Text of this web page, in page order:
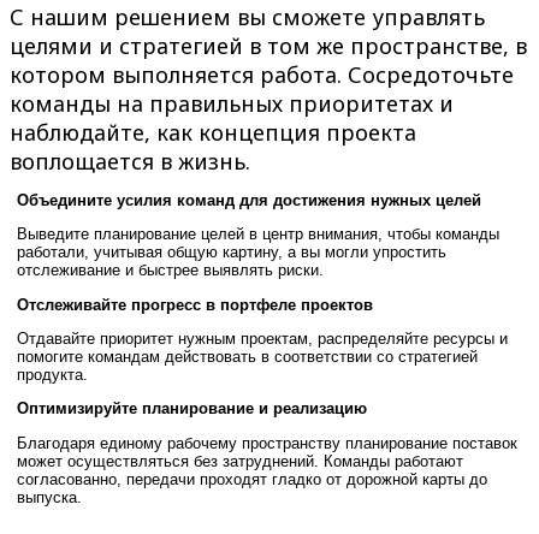
Workshops
Мозговой штурм
Ментальные карты
Концептуальные карты
Блок-схемы
Специализированное
Дорожные карты
Карты процессов
Прототипы и вайрфреймы
Составление карты пути клиента
Исследовательский синтез
Design Workshops
Planning & Delivery
Планирование целей
Оргдизайн
Решения
Enterprise
Стартапы
По отраслям
Диджитал
С нашим решением вы сможете управлять
целями и стратегией в том же пространстве, в
котором выполняется работа. Сосредоточьте
команды на правильных приоритетах и
наблюдайте, как концепция проекта
воплощается в жизнь.
Объедините усилия команд для достижения нужных целей
Выведите планирование целей в центр внимания, чтобы команды
работали, учитывая общую картину, а вы могли упростить
отслеживание и быстрее выявлять риски.
Отслеживайте прогресс в портфеле проектов
Отдавайте приоритет нужным проектам, распределяйте ресурсы и
помогите командам действовать в соответствии со стратегией
продукта.
Оптимизируйте планирование и реализацию
Благодаря единому рабочему пространству планирование поставок
может осуществляться без затруднений. Команды работают
согласованно, передачи проходят гладко от дорожной карты до
выпуска.